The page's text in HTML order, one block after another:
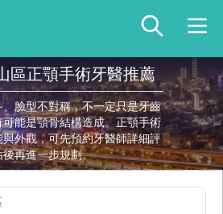
區正顎手術牙醫推薦
臉型不對稱，不一定只是牙齒
能是顎骨結構造成。正顎手術
外觀，可先預約牙醫師詳細評
後再進一步規劃。